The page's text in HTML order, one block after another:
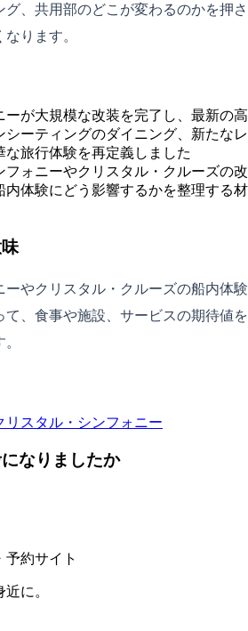
、共用部のどこが変わるのかを押さ
ります。
ーが大規模な改装を完了し、最新の高
ーティングのダイニング、新たなレ
旅行体験を再定義しました
フォニーやクリスタル・クルーズの改
内体験にどう影響するかを整理する材
ーやクリスタル・クルーズの船内体験
て、食事や施設、サービスの期待値を
リスタル・シンフォニー
なりましたか
予約サイト
に。